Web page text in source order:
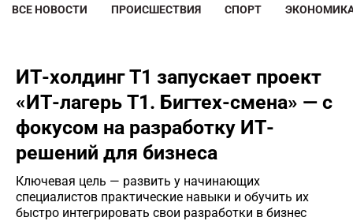
ВСЕ НОВОСТИ ПРОИСШЕСТВИЯ СПОРТ
ИТ-холдинг Т1 запускает проект
«ИТ-лагерь Т1. Бигтех-смена» — с
фокусом на разработку ИТ-
решений для бизнеса
Ключевая цель — развить у начинающих
специалистов практические навыки и обучить их
быстро интегрировать свои разработки в бизнес